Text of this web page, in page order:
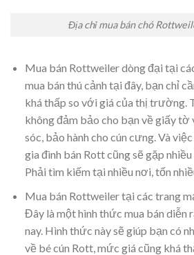
Địa chỉ mua bán chó
Mua bán Rottweiler dòng đại tại
mua bán thú cảnh tại đây, bạn chỉ
khá thấp so với giá của thị trường.
không đảm bảo cho bạn về giấy tờ
sóc, bảo hành cho cún cưng. Và
gia đình bán Rott cũng sẽ gặp
Phải tìm kiếm tại nhiều nơi, tốn
Mua bán Rottweiler tại các trang
Đây là một hình thức mua bán diễn
nay. Hình thức này sẽ giúp bạn có
về bé cún Rott, mức giá cũng khá